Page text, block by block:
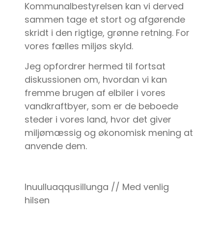
Kommunalbestyrelsen kan vi derved
sammen tage et stort og afgørende
skridt i den rigtige, grønne retning. For
vores fælles miljøs skyld.
Jeg opfordrer hermed til fortsat
diskussionen om, hvordan vi kan
fremme brugen af elbiler i vores
vandkraftbyer, som er de beboede
steder i vores land, hvor det giver
miljømæssig og økonomisk mening at
anvende dem.
Inuulluaqqusillunga // Med venlig
hilsen